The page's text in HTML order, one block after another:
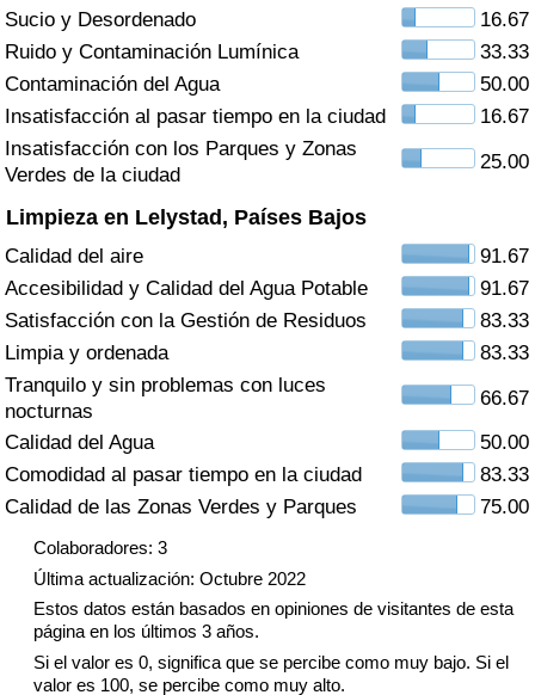
Sucio y Desordenado
16.67
Ruido y Contaminación Lumínica
33.33
Contaminación del Agua
50.00
Insatisfacción al pasar tiempo en la ciudad
16.67
Insatisfacción con los Parques y Zonas
Verdes de la ciudad
25.00
Limpieza en Lelystad, Países Bajos
Calidad del aire
91.67
Accesibilidad y Calidad del Agua Potable
91.67
Satisfacción con la Gestión de Residuos
83.33
Limpia y ordenada
83.33
Tranquilo y sin problemas con luces
nocturnas
66.67
Calidad del Agua
50.00
Comodidad al pasar tiempo en la ciudad
83.33
Calidad de las Zonas Verdes y Parques
75.00
Colaboradores: 3
Última actualización: Octubre 2022
Estos datos están basados en opiniones de visitantes de esta
página en los últimos 3 años.
Si el valor es 0, significa que se percibe como muy bajo. Si el
valor es 100, se percibe como muy alto.
Calificación del Índice de Criminalidad
(Actual)
Índice de Criminalidad
Índice de criminalidad por país
Sanidad
Índice de Sanidad (Actual)
Índice de Sanidad
Índice de Sanidad por País
Contaminación
Índice de Contaminación (Actual)
Índice de contaminación
Índice de Contaminación por País